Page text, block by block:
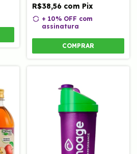
R$38,56 com Pix
+ 10% OFF com
assinatura
COMPRAR